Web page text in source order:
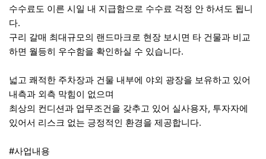
수수료도 이른 시일 내 지급함으로 수수료 걱정 안 하셔도 됩니
다.
구리 갈매 최대규모의 랜드마크로 현장 보시면 타 건물과 비교
하면 월등히 우수함을 확인하실 수 있습니다.
넓고 쾌적한 주차장과 건물 내부에 야외 광장을 보유하고 있어
내측과 외측 막힘이 없으며
최상의 컨디션과 업무조건을 갖추고 있어 실사용자, 투자자에
있어서 리스크 없는 긍정적인 환경을 제공합니다.
#사업내용